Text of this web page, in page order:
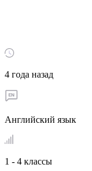
4 года назад
Английский язык
1 - 4 классы